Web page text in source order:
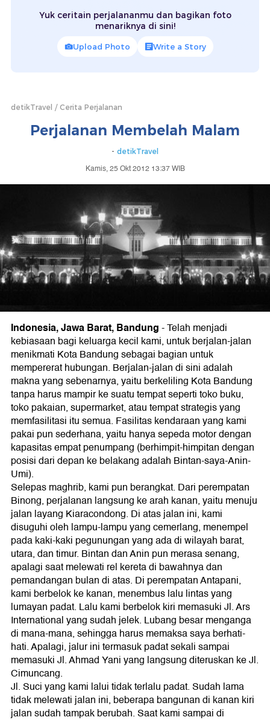
Yuk ceritain perjalananmu dan bagikan foto
menariknya di sini!
Upload Photo Write a Story
detikTravel Cerita Perjalanan
Perjalanan Membelah Malam
- detikTravel
Kamis, 25 Okt 2012 13:37 WIB
Indonesia, Jawa Barat, Bandung- Telah menjadi
kebiasaan bagi keluarga kecil kami, untuk berjalan-jalan
menikmati Kota Bandung sebagai bagian untuk
mempererat hubungan. Berjalan-jalan di sini adalah
makna yang sebenarnya, yaitu berkeliling Kota Bandung
tanpa harus mampir ke suatu tempat seperti toko buku,
toko pakaian, supermarket, atau tempat strategis yang
memfasilitasi itu semua. Fasilitas kendaraan yang kami
pakai pun sederhana, yaitu hanya sepeda motor dengan
kapasitas empat penumpang (berhimpit-himpitan dengan
posisi dari depan ke belakang adalah Bintan-saya-Anin-
Umi).
Selepas maghrib, kami pun berangkat. Dari perempatan
Binong, perjalanan langsung ke arah kanan, yaitu menuju
jalan layang Kiaracondong. Di atas jalan ini, kami
disuguhi oleh lampu-lampu yang cemerlang, menempel
pada kaki-kaki pegunungan yang ada di wilayah barat,
utara, dan timur. Bintan dan Anin pun merasa senang,
apalagi saat melewati rel kereta di bawahnya dan
pemandangan bulan di atas. Di perempatan Antapani,
kami berbelok ke kanan, menembus lalu lintas yang
lumayan padat. Lalu kami berbelok kiri memasuki Jl. Ars
International yang sudah jelek. Lubang besar menganga
di mana-mana, sehingga harus memaksa saya berhati-
hati. Apalagi, jalur ini termasuk padat sekali sampai
memasuki Jl. Ahmad Yani yang langsung diteruskan ke Jl.
Cimuncang.
Jl. Suci yang kami lalui tidak terlalu padat. Sudah lama
tidak melewati jalan ini, beberapa bangunan di kanan kiri
jalan sudah tampak berubah. Saat kami sampai di